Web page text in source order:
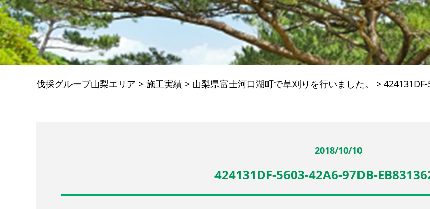
伐採グループ山梨エリア > 施工実績 > 山梨県富士河口湖町で草刈りを行いました。 >
2018/10/10
424131DF-5603-42A6-97DB-